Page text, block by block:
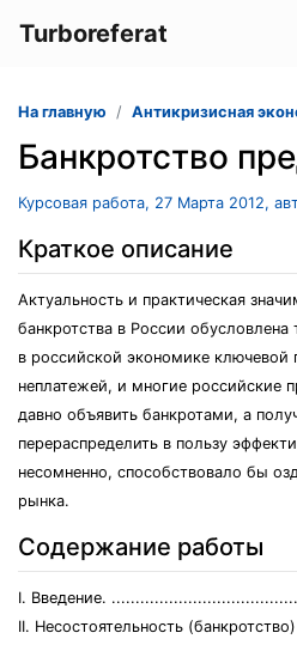
Turboreferat
На главную Антикризисная
Банкротство
Курсовая работа, 27 Марта 2012,
Краткое описание
Актуальность и практическая
банкротства в России
в российской экономике ключевой
неплатежей, и многие российские
давно объявить банкротами, а
перераспределить в пользу
несомненно, способствовало бы
рынка.
Содержание работы
I. Введение.
II. Несостоятельность